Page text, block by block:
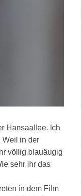
Hansaallee. Ich
Weil in der
völlig blauäugig
sehr ihr das
in dem Film